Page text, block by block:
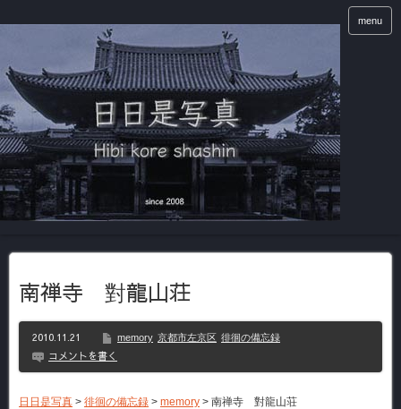
menu
南禅寺 對龍山荘
2010.11.21 memory 京都市左京区 徘徊の備忘録
コメントを書く
日日是写真 > 徘徊の備忘録 > memory > 南禅寺 對龍山荘